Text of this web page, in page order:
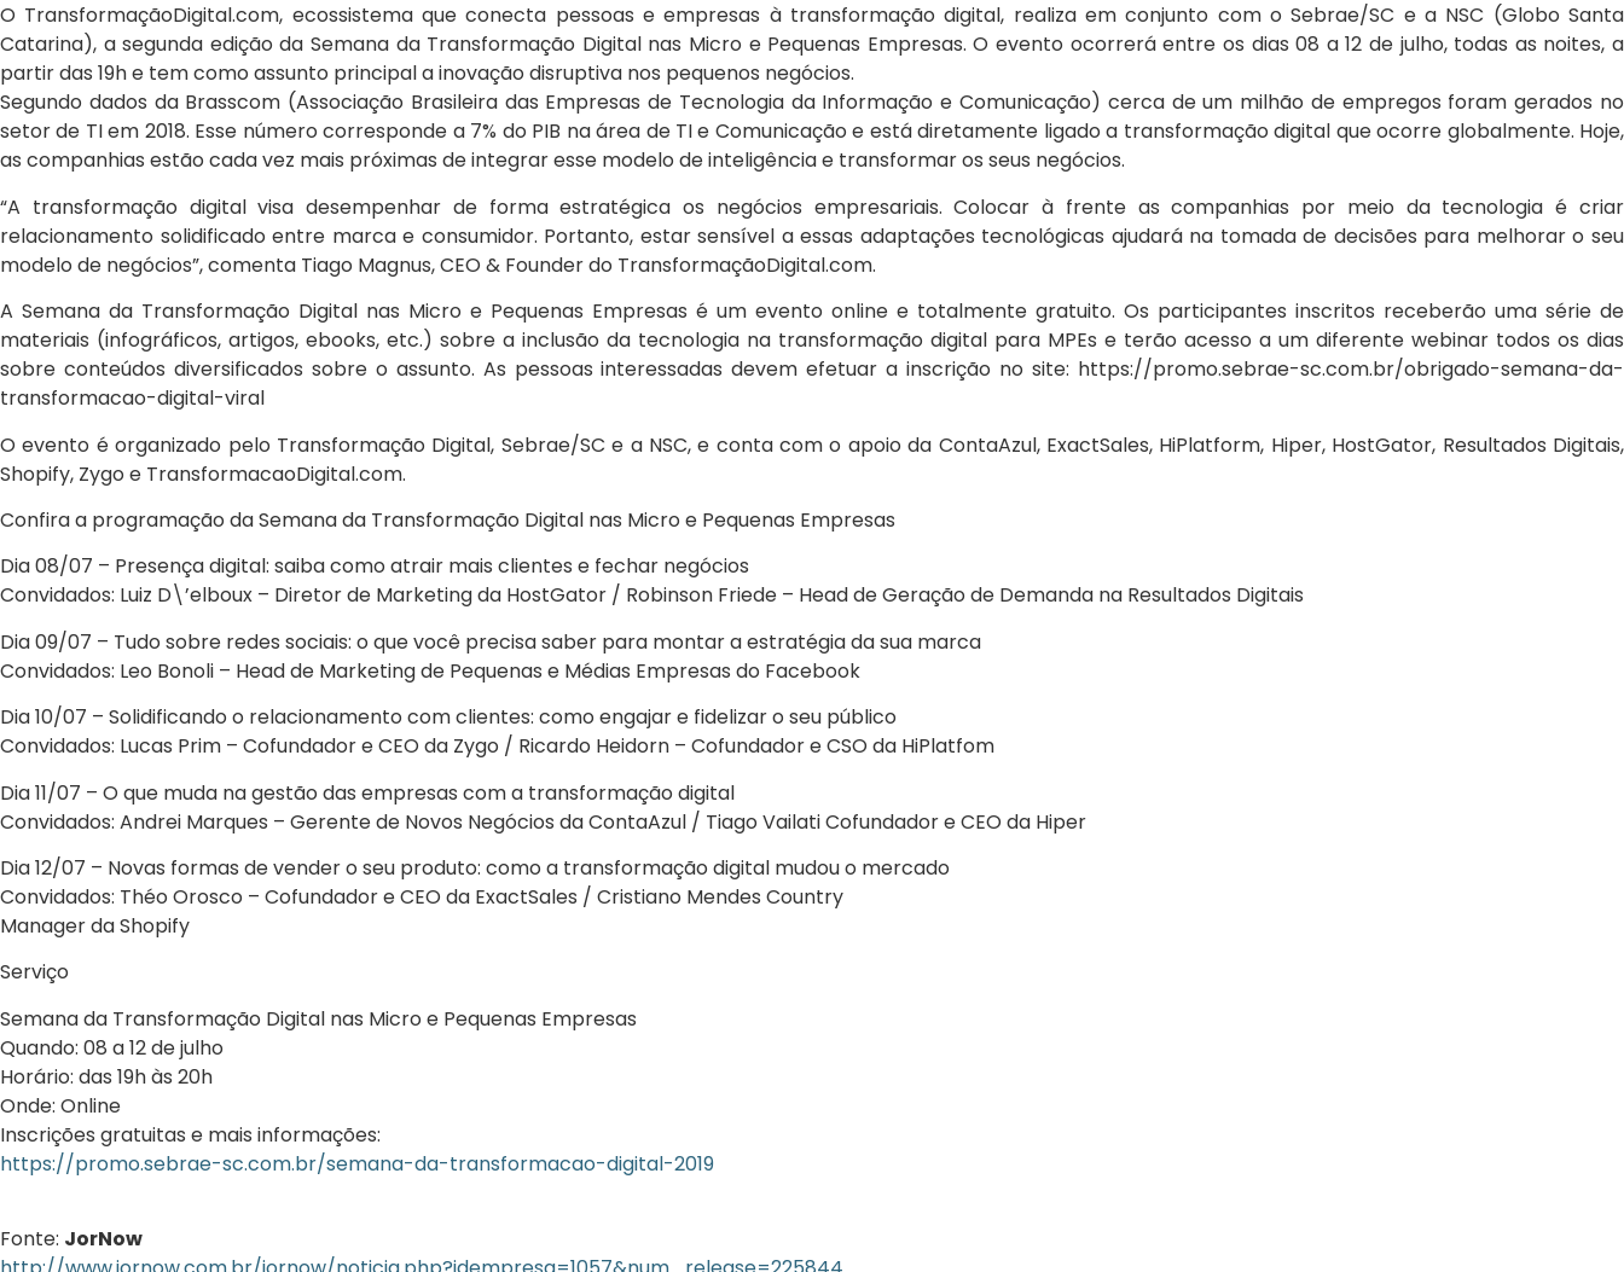
O TransformaçãoDigital.com, ecossistema que conecta pessoas e empresas à transformação digital, realiza em conjunto com o Sebrae/SC e a NSC (Globo Santa
Catarina), a segunda edição da Semana da Transformação Digital nas Micro e Pequenas Empresas. O evento ocorrerá entre os dias 08 a 12 de julho, todas as noites, a
partir das 19h e tem como assunto principal a inovação disruptiva nos pequenos negócios.
Segundo dados da Brasscom (Associação Brasileira das Empresas de Tecnologia da Informação e Comunicação) cerca de um milhão de empregos foram gerados no
setor de TI em 2018. Esse número corresponde a 7% do PIB na área de TI e Comunicação e está diretamente ligado a transformação digital que ocorre globalmente. Hoje,
as companhias estão cada vez mais próximas de integrar esse modelo de inteligência e transformar os seus negócios.
“A transformação digital visa desempenhar de forma estratégica os negócios empresariais. Colocar à frente as companhias por meio da tecnologia é criar
relacionamento solidificado entre marca e consumidor. Portanto, estar sensível a essas adaptações tecnológicas ajudará na tomada de decisões para melhorar o seu
modelo de negócios”, comenta Tiago Magnus, CEO & Founder do TransformaçãoDigital.com.
A Semana da Transformação Digital nas Micro e Pequenas Empresas é um evento online e totalmente gratuito. Os participantes inscritos receberão uma série de
materiais (infográficos, artigos, ebooks, etc.) sobre a inclusão da tecnologia na transformação digital para MPEs e terão acesso a um diferente webinar todos os dias
sobre conteúdos diversificados sobre o assunto. As pessoas interessadas devem efetuar a inscrição no site: https://promo.sebrae-sc.com.br/obrigado-semana-da-
transformacao-digital-viral
O evento é organizado pelo Transformação Digital, Sebrae/SC e a NSC, e conta com o apoio da ContaAzul, ExactSales, HiPlatform, Hiper, HostGator, Resultados Digitais,
Shopify, Zygo e TransformacaoDigital.com.
Confira a programação da Semana da Transformação Digital nas Micro e Pequenas Empresas
Dia 08/07 – Presença digital: saiba como atrair mais clientes e fechar negócios
Convidados: Luiz D\’elboux – Diretor de Marketing da HostGator / Robinson Friede – Head de Geração de Demanda na Resultados Digitais
Dia 09/07 – Tudo sobre redes sociais: o que você precisa saber para montar a estratégia da sua marca
Convidados: Leo Bonoli – Head de Marketing de Pequenas e Médias Empresas do Facebook
Dia 10/07 – Solidificando o relacionamento com clientes: como engajar e fidelizar o seu público
Convidados: Lucas Prim – Cofundador e CEO da Zygo / Ricardo Heidorn – Cofundador e CSO da HiPlatfom
Dia 11/07 – O que muda na gestão das empresas com a transformação digital
Convidados: Andrei Marques – Gerente de Novos Negócios da ContaAzul / Tiago Vailati Cofundador e CEO da Hiper
Dia 12/07 – Novas formas de vender o seu produto: como a transformação digital mudou o mercado
Convidados: Théo Orosco – Cofundador e CEO da ExactSales / Cristiano Mendes Country
Manager da Shopify
Serviço
Semana da Transformação Digital nas Micro e Pequenas Empresas
Quando: 08 a 12 de julho
Horário: das 19h às 20h
Onde: Online
Inscrições gratuitas e mais informações:
https://promo.sebrae-sc.com.br/semana-da-transformacao-digital-2019
Fonte: JorNow